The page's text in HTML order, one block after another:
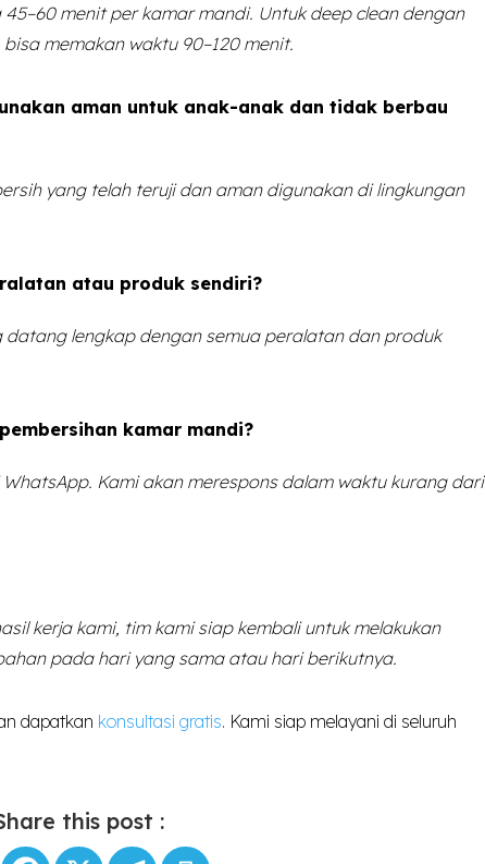
menit per kamar mandi. Untuk deep clean dengan
memakan waktu 90–120 menit.
aman untuk anak-anak dan tidak berbau
yang telah teruji dan aman digunakan di lingkungan
atau produk sendiri?
datang lengkap dengan semua peralatan dan produk
kamar mandi?
Kami akan merespons dalam waktu kurang dari
kerja kami, tim kami siap kembali untuk melakukan
pada hari yang sama atau hari berikutnya.
dapatkan konsultasi gratis. Kami siap melayani di seluruh
this post :